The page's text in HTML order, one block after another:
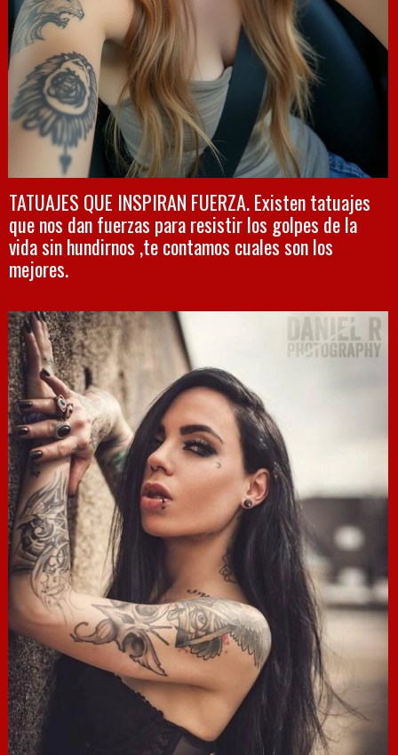
TATUAJES QUE INSPIRAN FUERZA. Existen tatuajes
que nos dan fuerzas para resistir los golpes de la
vida sin hundirnos ,te contamos cuales son los
mejores.